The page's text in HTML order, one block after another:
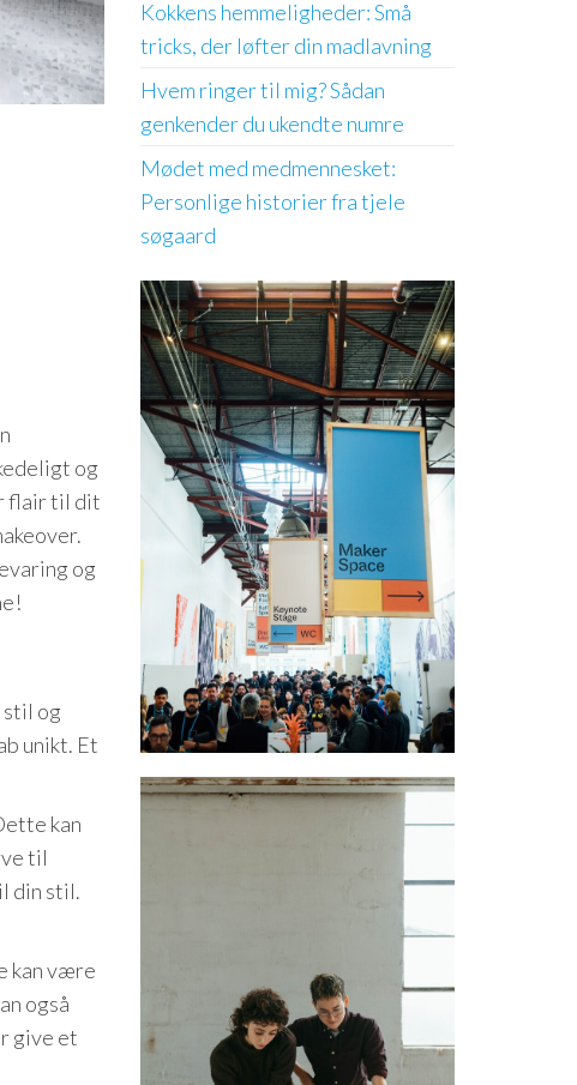
og
flair til dit
og
og
unikt. Et
kan
til
din stil.
kan være
også
give et
Kokkens hemmeligheder: Små
tricks, der løfter din madlavning
Hvem ringer til mig? Sådan
genkender du ukendte numre
Mødet med medmennesket:
Personlige historier fra tjele
søgaard